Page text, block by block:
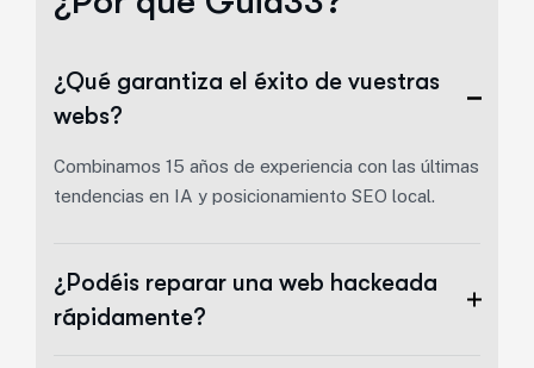
¿Qué garantiza el éxito de vuestras
webs?
Combinamos 15 años de experiencia con las últimas
tendencias en IA y posicionamiento SEO local.
¿Podéis reparar una web hackeada
rápidamente?